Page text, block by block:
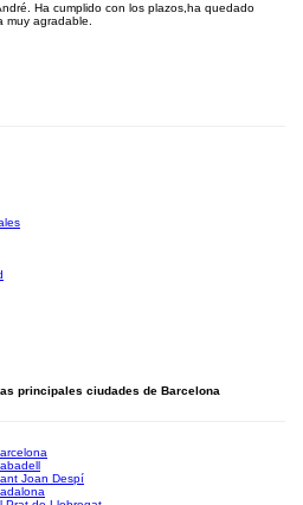
Ha cumplido con los plazos,ha quedado
agradable.
principales ciudades de Barcelona
Joan Despí